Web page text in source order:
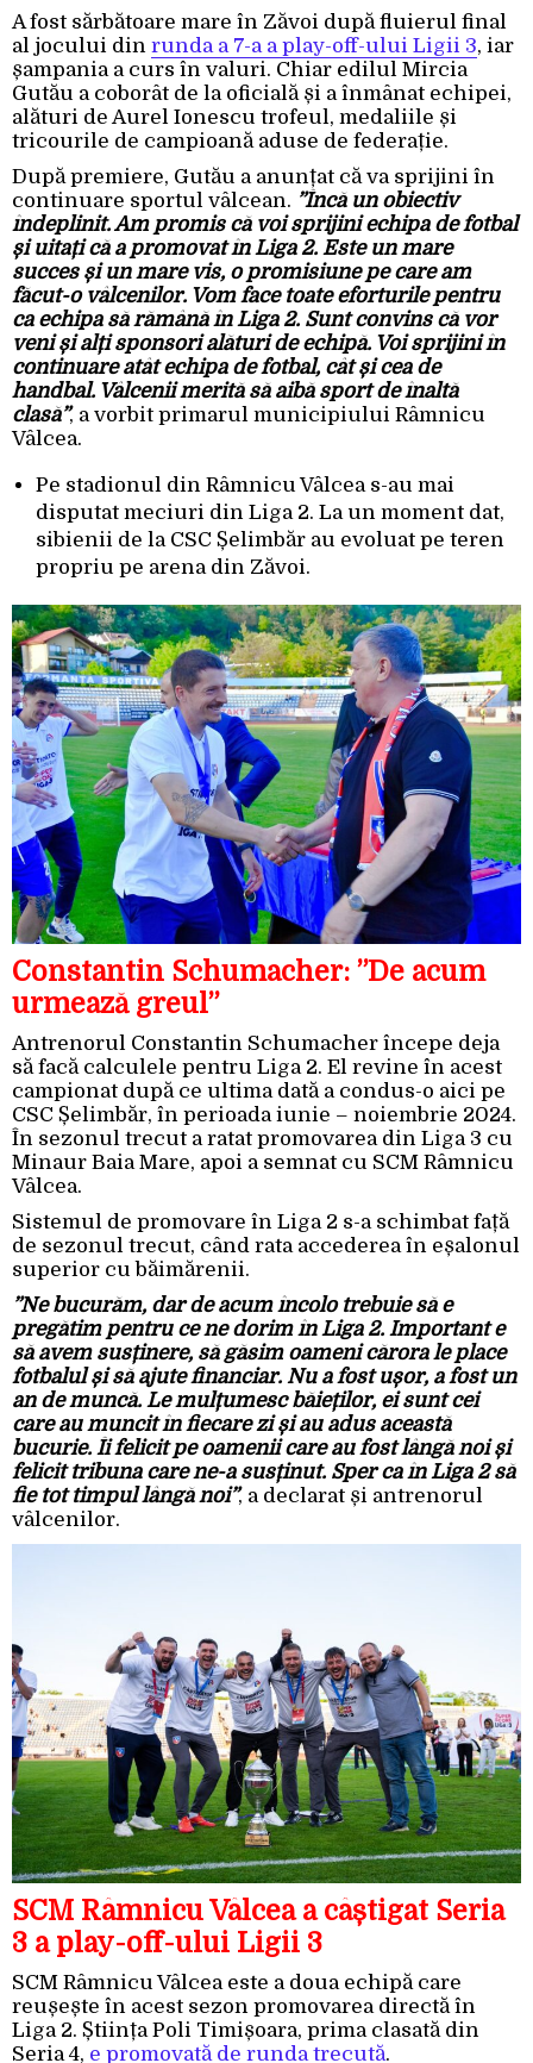
A fost sărbătoare mare în Zăvoi după fluierul final
al jocului din runda a 7-a a play-off-ului Ligii 3, iar
șampania a curs în valuri. Chiar edilul Mircia
Gutău a coborât de la oficială și a înmânat echipei,
alături de Aurel Ionescu trofeul, medaliile și
tricourile de campioană aduse de federație.
După premiere, Gutău a anunțat că va sprijini în
continuare sportul vâlcean. ”Încă un obiectiv
îndeplinit. Am promis că voi sprijini echipa de fotbal
și uitați că a promovat în Liga 2. Este un mare
succes și un mare vis, o promisiune pe care am
făcut-o vâlcenilor. Vom face toate eforturile pentru
ca echipa să rămână în Liga 2. Sunt convins că vor
veni și alți sponsori alături de echipă. Voi sprijini în
continuare atât echipa de fotbal, cât și cea de
handbal. Vâlcenii merită să aibă sport de înaltă
clasă”, a vorbit primarul municipiului Râmnicu
Vâlcea.
Pe stadionul din Râmnicu Vâlcea s-au mai
disputat meciuri din Liga 2. La un moment dat,
sibienii de la CSC Șelimbăr au evoluat pe teren
propriu pe arena din Zăvoi.
Constantin Schumacher: ”De acum
urmează greul”
Antrenorul Constantin Schumacher începe deja
să facă calculele pentru Liga 2. El revine în acest
campionat după ce ultima dată a condus-o aici pe
CSC Șelimbăr, în perioada iunie – noiembrie 2024.
În sezonul trecut a ratat promovarea din Liga 3 cu
Minaur Baia Mare, apoi a semnat cu SCM Râmnicu
Vâlcea.
Sistemul de promovare în Liga 2 s-a schimbat față
de sezonul trecut, când rata accederea în eșalonul
superior cu băimărenii.
”Ne bucurăm, dar de acum încolo trebuie să e
pregătim pentru ce ne dorim în Liga 2. Important e
să avem susținere, să găsim oameni cărora le place
fotbalul și să ajute financiar. Nu a fost ușor, a fost un
an de muncă. Le mulțumesc băieților, ei sunt cei
care au muncit în fiecare zi și au adus această
bucurie. Îi felicit pe oamenii care au fost lângă noi și
felicit tribuna care ne-a susținut. Sper ca în Liga 2 să
fie tot timpul lângă noi”, a declarat și antrenorul
vâlcenilor.
SCM Râmnicu Vâlcea a câștigat Seria
3 a play-off-ului Ligii 3
SCM Râmnicu Vâlcea este a doua echipă care
reușește în acest sezon promovarea directă în
Liga 2. Știința Poli Timișoara, prima clasată din
Seria 4, e promovată de runda trecută.